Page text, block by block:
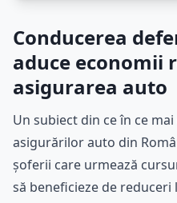
Conducerea
aduce economii
asigurarea auto
Un subiect din ce în ce
asigurărilor auto din
șoferii care urmează
să beneficieze de reduceri